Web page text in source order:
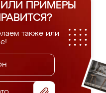
ПРИМЕРЫ
также или